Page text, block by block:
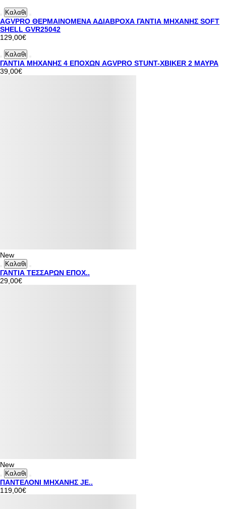
Καλαθι
AGVPRO ΘΕΡΜΑΙΝΟΜΕΝΑ ΑΔΙΑΒΡΟΧΑ ΓΑΝΤΙΑ ΜΗΧΑΝΗΣ SOFT
SHELL GVR25042
129,00€
Καλαθι
ΓΑΝΤΙΑ ΜΗΧΑΝΗΣ 4 ΕΠΟΧΩΝ AGVPRO STUNT-XBIKER 2 ΜΑΥΡΑ
39,00€
New
Καλαθι
ΓΑΝΤΙΑ ΤΕΣΣΑΡΩΝ ΕΠΟΧ..
29,00€
New
Καλαθι
ΠΑΝΤΕΛΟΝΙ ΜΗΧΑΝΗΣ JE..
119,00€